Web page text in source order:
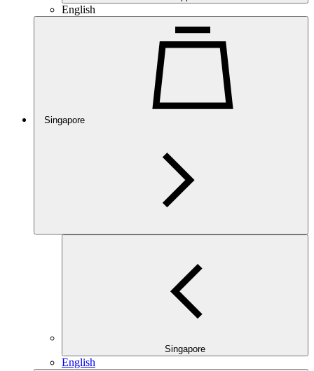
English
Singapore
Singapore
English